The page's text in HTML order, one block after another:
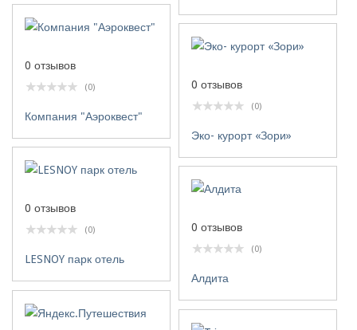
0 отзывов
(0)
Компания "Аэроквест"
0 отзывов
(0)
Эко- курорт «Зори»
0 отзывов
(0)
LESNOY парк отель
0 отзывов
(0)
Алдита